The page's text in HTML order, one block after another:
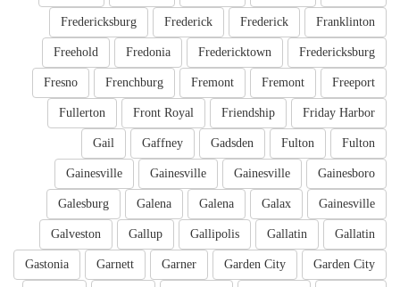
Franklinton
Frederick
Frederick
Fredericksburg
Fredericksburg
Fredericktown
Fredonia
Freehold
Freeport
Fremont
Fremont
Frenchburg
Fresno
Friday Harbor
Friendship
Front Royal
Fullerton
Fulton
Fulton
Gadsden
Gaffney
Gail
Gainesboro
Gainesville
Gainesville
Gainesville
Gainesville
Galax
Galena
Galena
Galesburg
Gallatin
Gallatin
Gallipolis
Gallup
Galveston
Garden City
Garden City
Garner
Garnett
Gastonia